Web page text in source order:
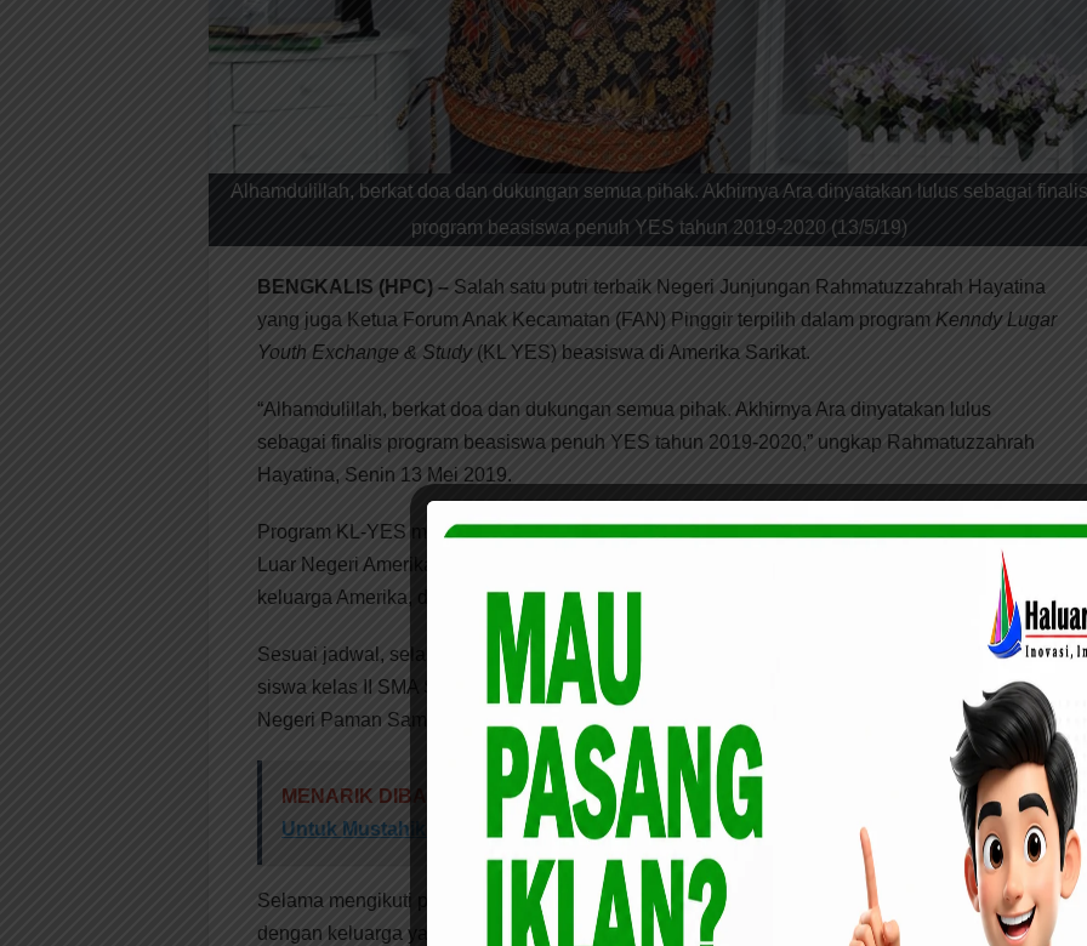
Alhamdulillah, berkat doa dan dukungan semua pihak. Akhirnya Ara dinyatakan lulus sebagai finalis
program beasiswa penuh YES tahun 2019-2020 (13/5/19)
BENGKALIS (HPC) – Salah satu putri terbaik Negeri Junjungan Rahmatuzzahrah Hayatina
yang juga Ketua Forum Anak Kecamatan (FAN) Pinggir terpilih dalam program Kenndy Lugar
Youth Exchange & Study(KL YES) beasiswa di Amerika Sarikat.
“Alhamdulillah, berkat doa dan dukungan semua pihak. Akhirnya Ara dinyatakan lulus
sebagai finalis program beasiswa penuh YES tahun 2019-2020,” ungkap Rahmatuzzahrah
Hayatina, Senin 13 Mei 2019.
Program KL-YES merupakan program beasiswa penuh yang diberikan oleh Departemen
Luar Negeri Amerika Serikat kepada siswa SMA atau sederajat untuk tinggal dengan
keluarga Amerika, dan bersekolah di SMA setempat selama satu tahun.
Sesuai jadwal, selama satu tahun tepatnya mulai 29 Juli 2019 hingga Juni 2020 mendatang,
siswa kelas II SMA Swasta Islam Terpadu Mutiara, Kecamatan Pinggir ini, akan berada di
Negeri Paman Sam untuk belajar bersama 80 pelajar dari Indonesia.
MENARIK DIBACA:
Waka I Baznas Provinsi Riau Hadiri Penyerahan Bantuan
Untuk Mustahik Baznas Bengkalis
Selama mengikuti program YES ini, menurut dara yang akrab disapa Ara ini, akan tinggal
dengan keluarga yang ada di Amerika dan bersekolah di SMA setempat. Mereka mempelajari